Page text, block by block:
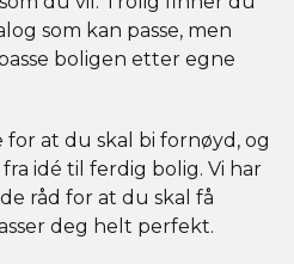
som kan passe, men
boligen etter egne
at du skal bi fornøyd, og
idé til ferdig bolig. Vi har
råd for at du skal få
deg helt perfekt.